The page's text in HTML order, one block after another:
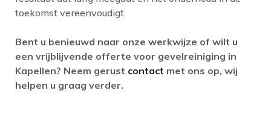
toekomst vereenvoudigt.
Bent u benieuwd naar onze werkwijze of wilt u
een vrijblijvende offerte voor gevelreiniging in
Kapellen? Neem gerust contact met ons op, wij
helpen u graag verder.